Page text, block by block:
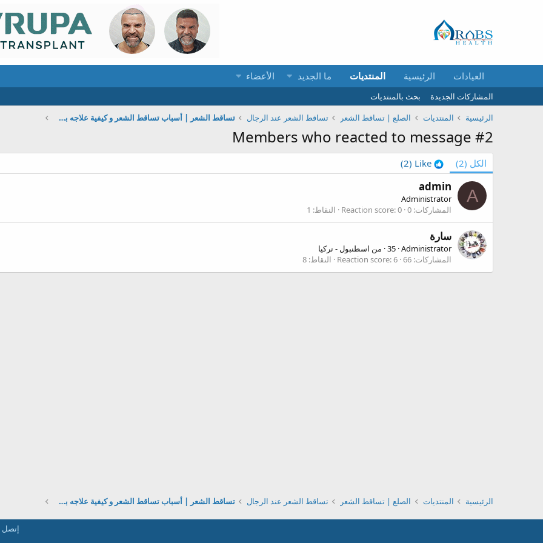
العيادات الرئيسية المنتديات ما الجديد الأعضاء
المشاركات الجديدة
بحث بالمنتديات
الرئيسية
المنتديات الصلع | تساقط الشعر تساقط الشعر عند الرجال تساقط الشعر | أسباب تساقط الشعر و كيفية علاجه بطرق مختلفة
Members who reacted to message #2
الكل (2)
Like
(2)
A
admin
Administrator
المشاركات 0
Reaction score 0 النقاط 1
سارة
Administrator
·
· من اسطنبول - تركيا
المشاركات 66
Reaction score 6 النقاط 8
الرئيسية المنتديات الصلع | تساقط الشعر تساقط الشعر عند الرجال تساقط الشعر | أسباب تساقط الشعر و كيفية علاجه بطرق مختلفة
إتصل